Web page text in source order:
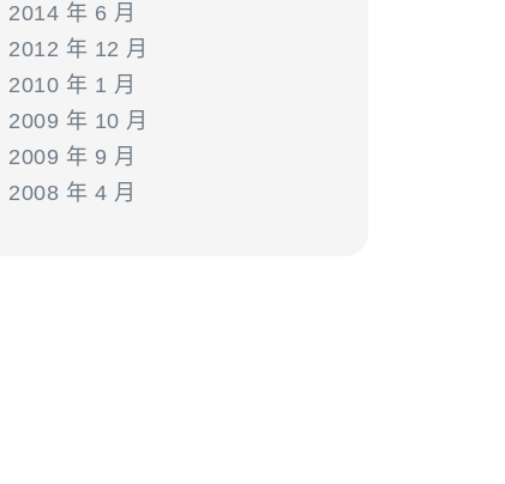
2014 年 6 月
2012 年 12 月
2010 年 1 月
2009 年 10 月
2009 年 9 月
2008 年 4 月